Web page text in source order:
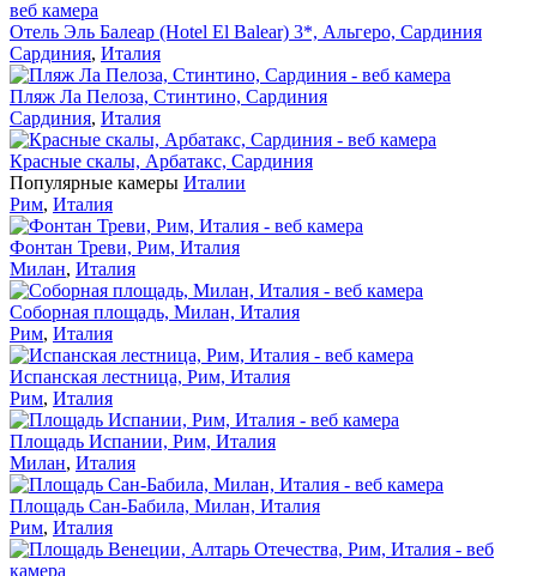
Отель Эль Балеар (Hotel El Balear) 3*, Альгеро, Сардиния
Сардиния, Италия
Пляж Ла Пелоза, Стинтино, Сардиния
Сардиния, Италия
Красные скалы, Арбатакс, Сардиния
Популярные камеры Италии
Рим, Италия
Фонтан Треви, Рим, Италия
Милан, Италия
Соборная площадь, Милан, Италия
Рим, Италия
Испанская лестница, Рим, Италия
Рим, Италия
Площадь Испании, Рим, Италия
Милан, Италия
Площадь Сан-Бабила, Милан, Италия
Рим, Италия